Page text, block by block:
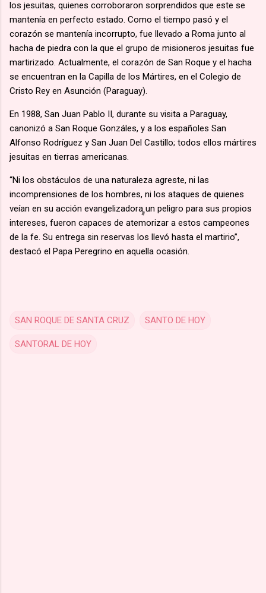
los jesuitas, quienes corroboraron sorprendidos que este se
mantenía en perfecto estado. Como el tiempo pasó y el
corazón se mantenía incorrupto, fue llevado a Roma junto al
hacha de piedra con la que el grupo de misioneros jesuitas fue
martirizado. Actualmente, el corazón de San Roque y el hacha
se encuentran en la Capilla de los Mártires, en el Colegio de
Cristo Rey en Asunción (Paraguay).
En 1988, San Juan Pablo II, durante su visita a Paraguay,
canonizó a San Roque Gonzáles, y a los españoles San
Alfonso Rodríguez y San Juan Del Castillo; todos ellos mártires
jesuitas en tierras americanas.
“Ni los obstáculos de una naturaleza agreste, ni las
incomprensiones de los hombres, ni los ataques de quienes
veían en su acción evangelizadora un peligro para sus propios
intereses, fueron capaces de atemorizar a estos campeones
de la fe. Su entrega sin reservas los llevó hasta el martirio”,
destacó el Papa Peregrino en aquella ocasión.
SAN ROQUE DE SANTA CRUZ SANTO DE HOY
SANTORAL DE HOY